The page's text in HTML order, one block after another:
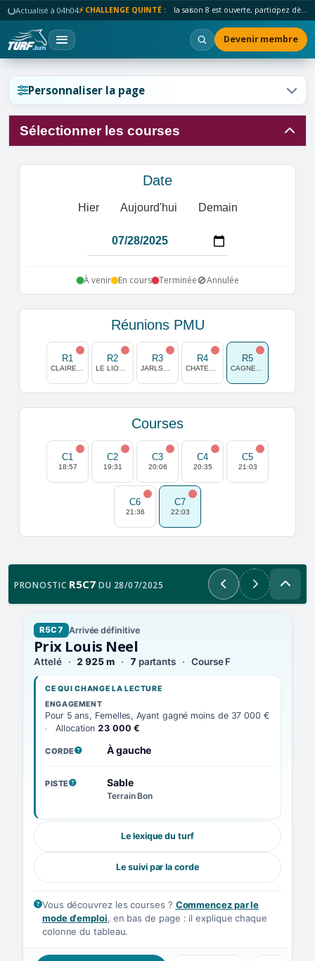
Actualisé à 04h04⚡ CHALLENGE QUINTÉ : la saison 8 est ouverte, participez dès maintenant !
Devenir membre
Personnaliser la page
Sélectionner les courses
Date
Hier Aujourd'hui Demain
À venir En cours Terminée🚫Annulée
Réunions PMU
R1 R2 R3 R4 R5
Courses
C1
18:57
C2
19:31
C3
20:06
C4
20:35
C5
21:03
C6
21:36
C7
22:03
PRONOSTIC R5C7 DU 28/07/2025 PrécédentSuivant
R5C7 Arrivée définitive
Prix Louis Neel
Attelé 2 925 m 7 partants Course F
CE QUI CHANGE LA LECTURE
ENGAGEMENT
Pour 5 ans, Femelles, Ayant gagné moins de 37 000 €
Allocation 23 000 €
CORDE
, VOIR LA DÉFINITION
À gauche
PISTE
, VOIR LA DÉFINITION
Sable
Terrain Bon
Le lexique du turf
Le suivi par la corde
Vous découvrez les courses ? Commencez par le
mode d'emploi, en bas de page : il explique chaque
colonne du tableau.
Réinitialiser l'affichage ?
Réinitialiser